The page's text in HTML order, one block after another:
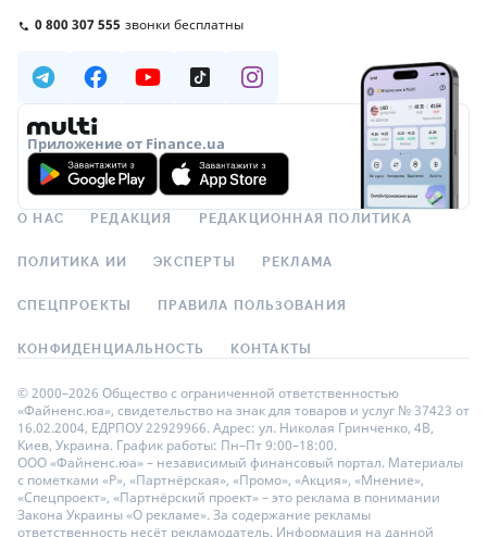
0 800 307 555 звонки бесплатны
Приложение от Finance.ua
О НАС РЕДАКЦИЯ РЕДАКЦИОННАЯ ПОЛИТИКА
ПОЛИТИКА ИИ ЭКСПЕРТЫ РЕКЛАМА
СПЕЦПРОЕКТЫ ПРАВИЛА ПОЛЬЗОВАНИЯ
КОНФИДЕНЦИАЛЬНОСТЬ КОНТАКТЫ
© 2000–2026 Общество с ограниченной ответственностью
«Файненс.юа», свидетельство на знак для товаров и услуг № 37423 от
16.02.2004, ЕДРПОУ 22929966. Адрес: ул. Николая Гринченко, 4В,
Киев, Украина. График работы: Пн–Пт 9:00–18:00.
ООО «Файненс.юа» – независимый финансовый портал. Материалы
с пометками «Р», «Партнёрская», «Промо», «Акция», «Мнение»,
«Спецпроект», «Партнёрский проект» – это реклама в понимании
Закона Украины «О рекламе». За содержание рекламы
ответственность несёт рекламодатель. Информация на данной